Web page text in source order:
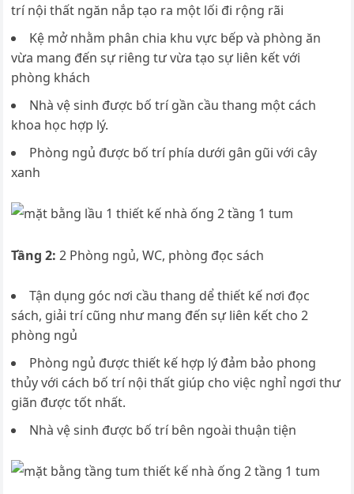
trí nội thất ngăn nắp tạo ra một lối đi rộng rãi
Kệ mở nhằm phân chia khu vực bếp và phòng ăn
vừa mang đến sự riêng tư vừa tạo sự liên kết với
phòng khách
Nhà vệ sinh được bố trí gần cầu thang một cách
khoa học hợp lý.
Phòng ngủ được bố trí phía dưới gân gũi với cây
xanh
Tầng 2:2 Phòng ngủ, WC, phòng đọc sách
Tận dụng góc nơi cầu thang dể thiết kế nơi đọc
sách, giải trí cũng như mang đến sự liên kết cho 2
phòng ngủ
Phòng ngủ được thiết kế hợp lý đảm bảo phong
thủy với cách bố trí nội thất giúp cho việc nghỉ ngơi thư
giãn được tốt nhất.
Nhà vệ sinh được bố trí bên ngoài thuận tiện